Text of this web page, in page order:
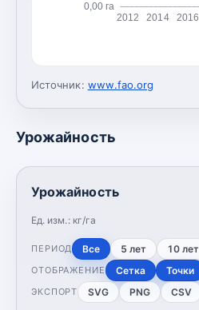
0,00 га
2012 2014 2016
Источник: www.fao.org
Урожайность
Урожайность
Ед. изм.: кг/га
ПЕРИОД Все 5 лет 10 лет
ОТОБРАЖЕНИЕ Сетка Точки
ЭКСПОРТ SVG PNG CSV